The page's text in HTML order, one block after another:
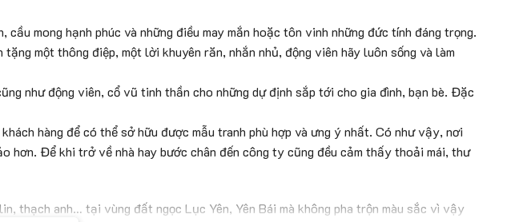
mong hạnh phúc và những điều may mắn hoặc tôn vinh những đức tính đáng trọng.
một thông điệp, một lời khuyên răn, nhắn nhủ, động viên hãy luôn sống và làm
như động viên, cổ vũ tinh thần cho những dự định sắp tới cho gia đình, bạn bè. Đặc
hàng để có thể sở hữu được mẫu tranh phù hợp và ưng ý nhất. Có như vậy, nơi
hơn. Để khi trở về nhà hay bước chân đến công ty cũng đều cảm thấy thoải mái, thư
thạch anh… tại vùng đất ngọc Lục Yên, Yên Bái mà không pha trộn màu sắc vì vậy